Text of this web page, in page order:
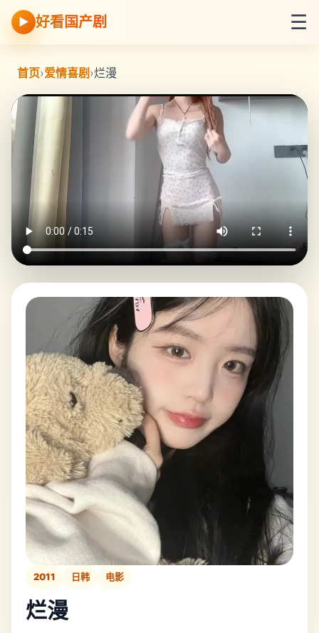
▶ 好看国产剧 ☰
首页›爱情喜剧 ›烂漫
2011 日韩 电影
烂漫